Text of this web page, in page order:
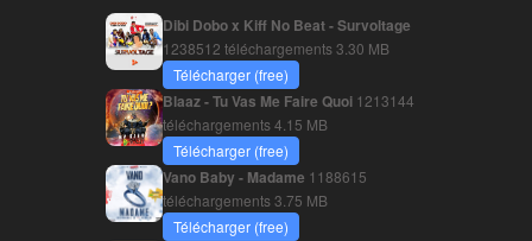
Dibi Dobo x Kiff No Beat - Survoltage
1238512 téléchargements3.30 MB
Télécharger (free)
Blaaz - Tu Vas Me Faire Quoi 1213144
téléchargements4.15 MB
Télécharger (free)
Vano Baby - Madame 1188615
téléchargements3.75 MB
Télécharger (free)